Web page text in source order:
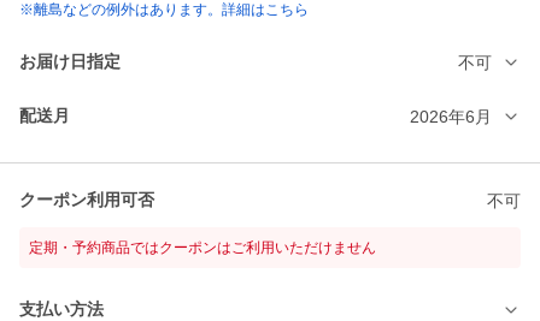
※離島などの例外はあります。詳細はこちら
お届け日指定 不可
配送月 2026年6月
クーポン利用可否 不可
定期・予約商品ではクーポンはご利用いただけません
支払い方法